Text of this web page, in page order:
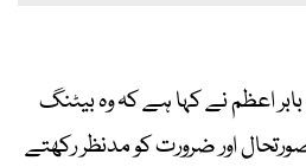
اعظم نے کہا ہے کہ وہ بیٹنگ
اور ضرورت کو مدنظر رکھتے